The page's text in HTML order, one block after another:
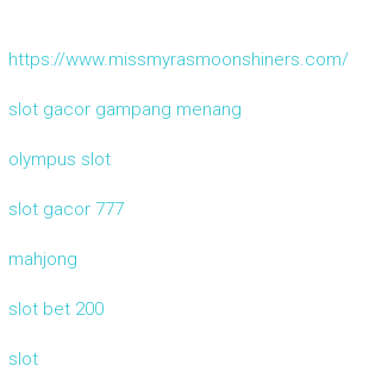
https://www.missmyrasmoonshiners.com/
slot gacor gampang menang
olympus slot
slot gacor 777
mahjong
slot bet 200
slot